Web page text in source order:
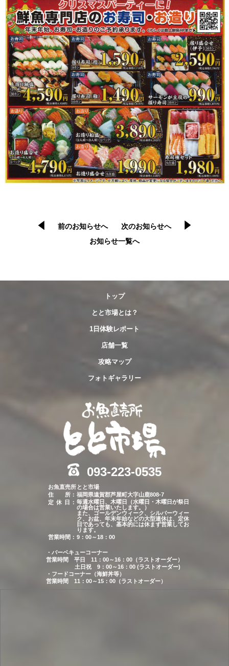
前のお知らせへ
次のお知らせへ
お知らせ一覧へ
トップ
とと市場とは？
1日体験レポート
店舗一覧
攻略マップ
フォトギャラリー
093-223-0535
お魚直売所 とと市場
住 所： 福岡県遠賀郡芦屋町大字山鹿808-7
定 休 日
： 毎週水曜日、木曜日（水曜日・木曜日が祭日
の場合は営業いたします。）
また、ゴールデンウィーク、シルバーウィー
ク、お盆、年末年始などの大型連休は、定休
日であっても、基本的には休まず営業してお
ります。
営業時間： 9：00～18：00
・バーベキューコーナー
営業時間
平日
11：00～16：00（ラストオーダー）
土日祝
9：00～16：00 (ラストオーダー)
・フードコーナー（海鮮丼等）
営業時間
11：00～15：00（ラストオーダー）